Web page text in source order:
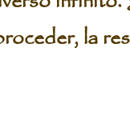
la